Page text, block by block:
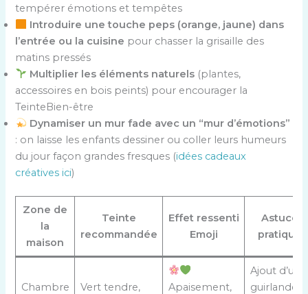
tempérer émotions et tempêtes
Introduire une touche peps (orange, jaune) dans
l’entrée ou la cuisine pour chasser la grisaille des
matins pressés
Multiplier les éléments naturels (plantes,
accessoires en bois peints) pour encourager la
TeinteBien-être
Dynamiser un mur fade avec un “mur d’émotions”
: on laisse les enfants dessiner ou coller leurs humeurs
du jour façon grandes fresques (idées cadeaux
créatives ici)
Zone de
la
maison
Teinte
recommandée
Effet ressenti
Emoji
Astuces
pratiques
Chambre
Vert tendre,
Apaisement,
Ajout d’une
guirlande